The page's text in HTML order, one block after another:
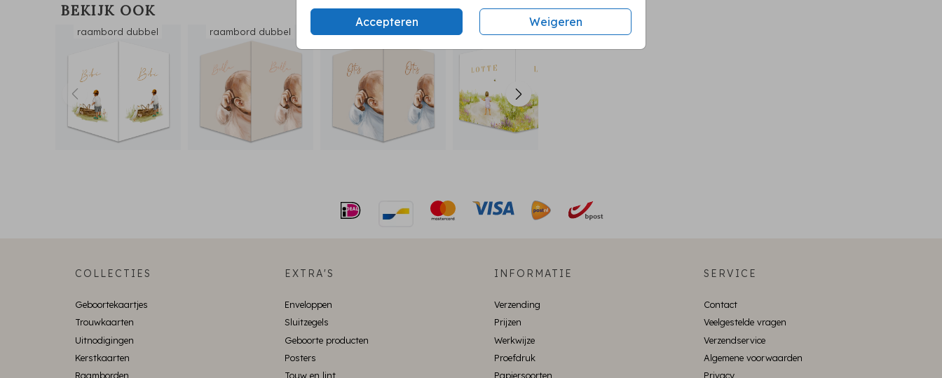
Accepteren Weigeren
BEKIJK OOK
raambord dubbel raambord dubbel raambord dubbel raambord dubbel raambord dubbel
COLLECTIES
Geboortekaartjes
Trouwkaarten
Uitnodigingen
Kerstkaarten
Raamborden
EXTRA'S
Enveloppen
Sluitzegels
Geboorte producten
Posters
Touw en lint
INFORMATIE
Verzending
Prijzen
Werkwijze
Proefdruk
Papiersoorten
SERVICE
Contact
Veelgestelde vragen
Verzendservice
Algemene voorwaarden
Privacy